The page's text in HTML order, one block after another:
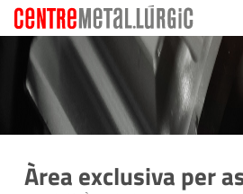
Àrea exclusiva per